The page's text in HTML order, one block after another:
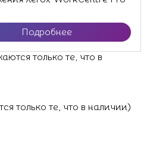
Подробнее
только те, что в
только те, что в наличии)